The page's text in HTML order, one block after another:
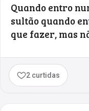
Quando entro
sultão quando
que fazer, mas
2 curtidas